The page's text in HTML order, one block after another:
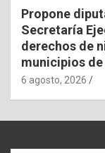
Propone
Secretaría
derechos de
municipios de
6 agosto, 2026